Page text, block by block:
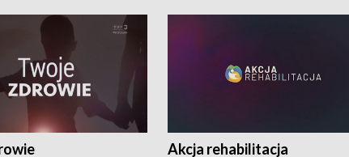
Akcja rehabilitacja